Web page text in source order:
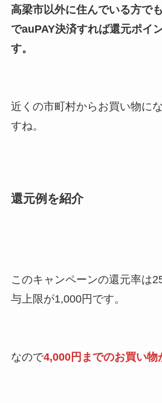
高梁市以外に住んでいる方で
でauPAY決済すれば還元ポイ
す。
近くの市町村からお買い物に
すね。
還元例を紹介
このキャンペーンの還元率は
与上限が1,000円です。
なので4,000円までのお買い物